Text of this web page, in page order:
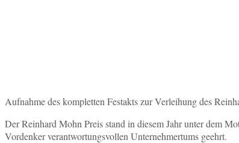
Aufnahme des kompletten Festakts zur Verleihung des
Der Reinhard Mohn Preis stand in diesem Jahr unter dem
Vordenker verantwortungsvollen Unternehmertums geehrt.